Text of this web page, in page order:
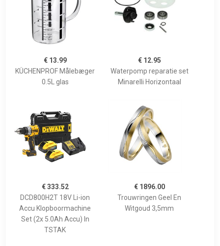
€ 13.99
KÜCHENPROF Målebæger
0.5L glas
€ 12.95
Waterpomp reparatie set
Minarelli Horizontaal
€ 333.52
DCD800H2T 18V Li-ion
Accu Klopboormachine
Set (2x 5.0Ah Accu) In
TSTAK
€ 1896.00
Trouwringen Geel En
Witgoud 3,5mm